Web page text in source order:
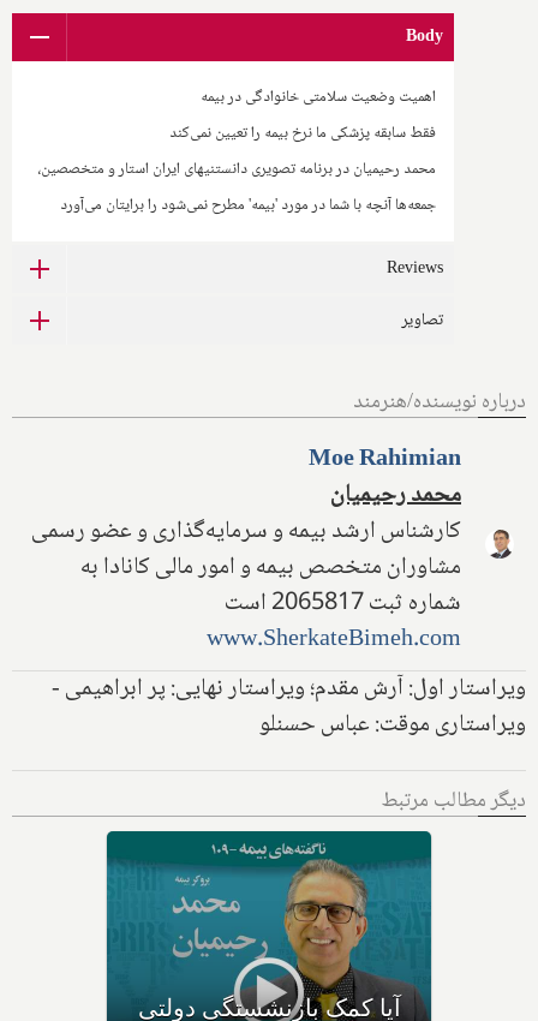
Body
اهمیت وضعیت سلامتی خانوادگی در بیمه
فقط سابقه پزشکی ما نرخ بیمه را تعیین نمی‌کند
محمد رحیمیان در برنامه تصویری دانستنیهای ایران استار و متخصصین،
جمعه‌ها آنچه با شما در مورد 'بیمه' مطرح نمی‌شود را برایتان می‌آورد
Reviews
تصاویر
درباره نویسنده/هنرمند
Moe Rahimian
محمد رحیمیان
کارشناس ارشد بیمه و سرمایه‌گذاری و عضو رسمی
مشاوران متخصص بیمه و امور مالی کانادا به
شماره ثبت 2065817 است
www.SherkateBimeh.com
ویراستار اول: آرش مقدم؛ ویراستار نهایی: پر ابراهیمی -
ویراستاری موقت: عباس حسنلو
دیگر مطالب مرتبط
آیا کمک بازنشستگی دولتی